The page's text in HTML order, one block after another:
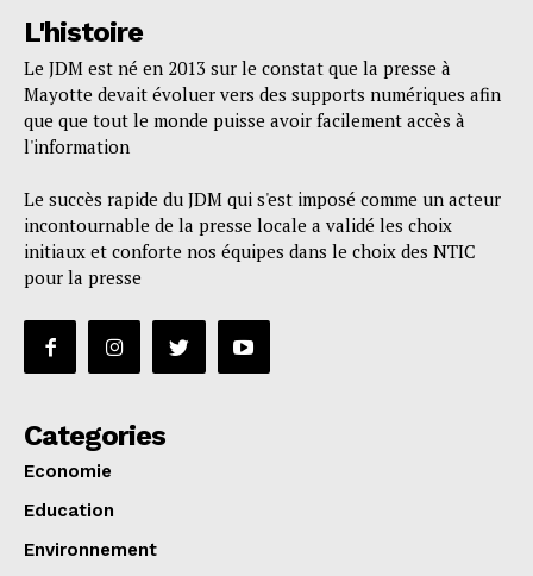
L'histoire
Le JDM est né en 2013 sur le constat que la presse à
Mayotte devait évoluer vers des supports numériques afin
que que tout le monde puisse avoir facilement accès à
l'information
Le succès rapide du JDM qui s'est imposé comme un acteur
incontournable de la presse locale a validé les choix
initiaux et conforte nos équipes dans le choix des NTIC
pour la presse
Categories
Economie
Education
Environnement